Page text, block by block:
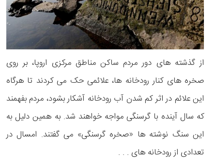
از گذشته های دور مردم ساکن مناطق مرکزی اروپا، بر روی
صخره های کنار رودخانه ها، علائمی حک می کردند تا هرگاه
این علائم در اثر کم شدن آب رودخانه آشکار بشود، مردم بفهمند
که سال آینده با گرسنگی مواجه خواهند شد. به همین دلیل به
این سنگ نوشته ها «صخره گرسنگی» می گفتند. امسال در
تعدادی از رودخانه های . . .